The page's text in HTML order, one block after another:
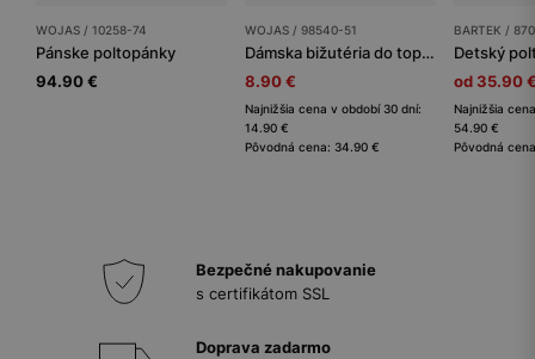
WOJAS / 10258-74
Pánske poltopánky
94.90 €
WOJAS / 98540-51
Dámska bižutéria do topánok
8.90 €
Najnižšia cena v období 30 dní:
14.90 €
Pôvodná cena: 34.90 €
BARTEK /
od 35.90
Najnižšia
54.90 €
Pôvodná
Bezpečné nakupovanie
s certifikátom SSL
Doprava zadarmo